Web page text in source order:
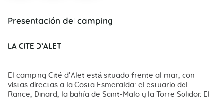
Presentación del camping
LA CITE D’ALET
El camping Cité d’Alet está situado frente al mar, con
vistas directas a la Costa Esmeralda: el estuario del
Rance, Dinard, la bahía de Saint-Malo y la Torre Solidor. El